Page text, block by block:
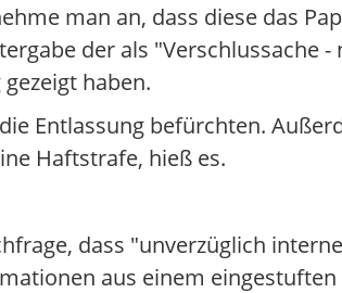
man an, dass diese das
der als "Verschlussache -
haben.
Entlassung befürchten.
Haftstrafe, hieß es.
dass "unverzüglich
aus einem